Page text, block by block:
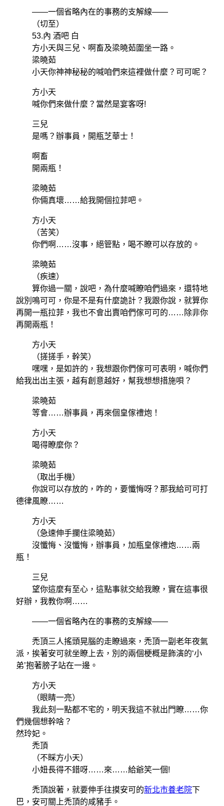
——一個省略內在的事務的支解線——
（切至）
53.內 酒吧 白
方小天與三兒、啊畜及梁曉茹圍坐一路。
梁曉茹
小天你神神秘秘的喊咱們來這裡做什麼？可可呢？
方小天
喊你們來做什麼？當然是宴客呀!
三兒
是嗎？辦事員，開瓶芝華士！
啊畜
開兩瓶！
梁曉茹
你倆真壞……給我開個拉菲吧。
方小天
（苦笑）
你們啊……沒事，絕管點，喝不瞭可以存放的。
梁曉茹
（疾速）
算你過一關，說吧，為什麼喊瞭咱們過來，還特地
說別鳴可可，你是不是有什麼詭計？我跟你說，就算你
再開一瓶拉菲，我也不會出賣咱們傢可可的……除非你
再開兩瓶！
方小天
（搓搓手，幹笑）
嘿嘿，是如許的，我想跟你們傢可可表明，喊你們
給我出出主張，越有創意越好，幫我想想措施唄？
梁曉茹
等會……辦事員，再來個皇傢禮炮！
方小天
喝得瞭麼你？
梁曉茹
（取出手機）
你說可以存放的，咋的，要懺悔呀？那我給可可打
德律風瞭……
方小天
（急速伸手攔住梁曉茹）
沒懺悔、沒懺悔，辦事員，加瓶皇傢禮炮……兩
瓶！
三兒
望你這麼有至心，這點事就交給我瞭，實在這事很
好辦，我教你啊……
——一個省略內在的事務的支解線——
禿頂三人搖頭晃腦的走瞭過來，禿頂一副老年夜氣
派，挨著安可就坐瞭上去，別的兩個梗概是飾演的‘小
弟’抱著膀子站在一邊。
方小天
（眼睛一亮）
我此刻一點都不宅的，明天我這不就出門瞭……你
們幾個想幹啥？
然玲妃。
禿頂
（不睬方小天）
小妞長得不錯呀……來……給爺笑一個!
禿頂說著，就要伸手往摸安可的新北市養老院下
巴，安可關上禿頂的咸豬手。